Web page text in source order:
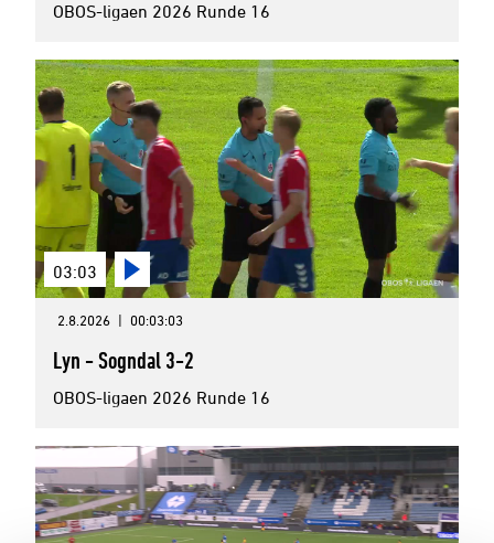
OBOS-ligaen 2026 Runde 16
03:03
2.8.2026 | 00:03:03
Lyn - Sogndal 3-2
OBOS-ligaen 2026 Runde 16